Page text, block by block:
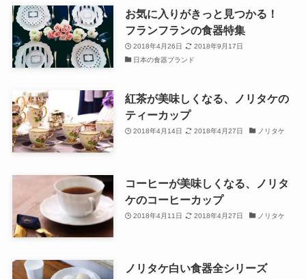
お気に入りがきっと見つかる！
フランフランの食器特集
2018年4月26日
2018年9月17日
日本の食器ブランド
紅茶が美味しくなる、ノリタケの
ティーカップ
2018年4月14日 2018年4月27日 ノリタケ
コーヒーが美味しくなる、ノリタ
ケのコーヒーカップ
2018年4月11日 2018年4月27日 ノリタケ
ノリタケ白い食器全シリーズ